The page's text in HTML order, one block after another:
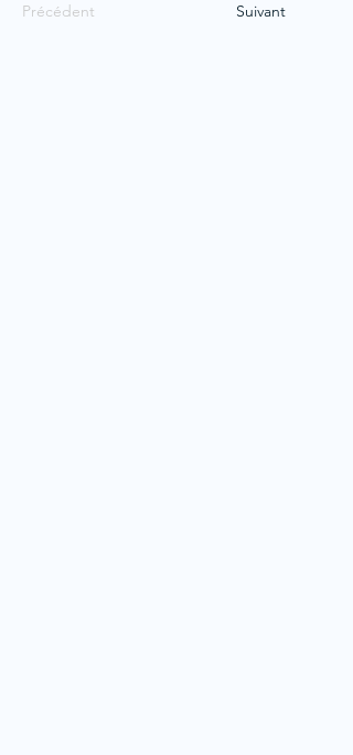
Précédent Suivant